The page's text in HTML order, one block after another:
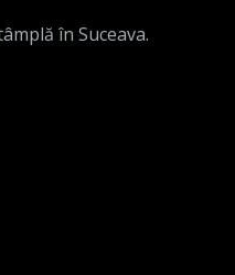
în Suceava.